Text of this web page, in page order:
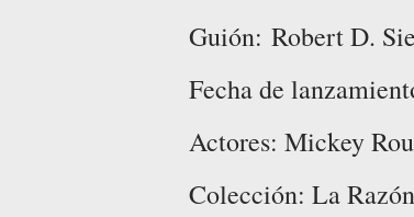
Guión: Robert D.
Fecha de
Actores: ‎Mickey
Colección: La